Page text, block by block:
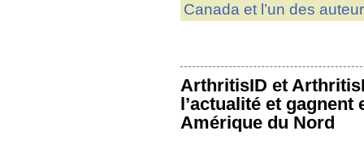
Canada et l’un des
ArthritisID et
l’actualité et
Amérique du Nord